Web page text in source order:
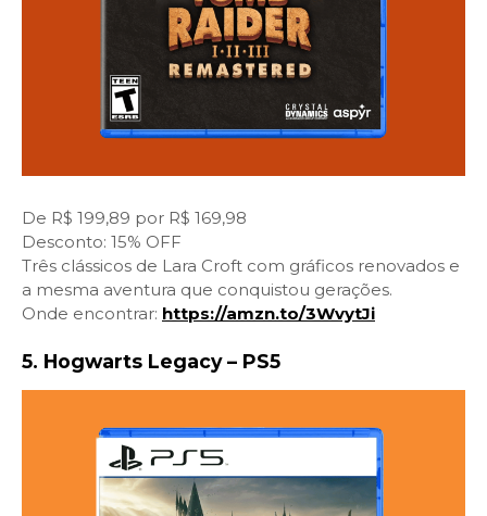
De R$ 199,89 por R$ 169,98
Desconto: 15% OFF
Três clássicos de Lara Croft com gráficos renovados e
a mesma aventura que conquistou gerações.
Onde encontrar: https://amzn.to/3WvytJi
5. Hogwarts Legacy – PS5